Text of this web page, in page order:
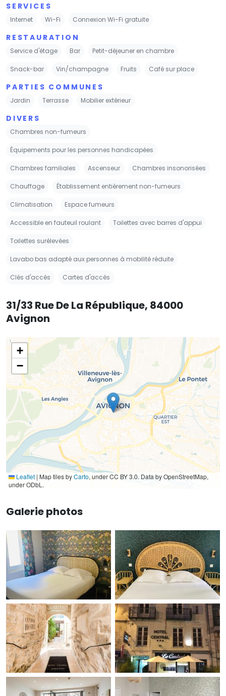
SERVICES
Internet Wi-Fi Connexion Wi-Fi gratuite
RESTAURATION
Service d'étage Bar Petit-déjeuner en chambre
Snack-bar Vin/champagne Fruits Café sur place
PARTIES COMMUNES
Jardin Terrasse Mobilier extérieur
DIVERS
Chambres non-fumeurs
Équipements pour les personnes handicapées
Chambres familiales Ascenseur Chambres insonorisées
Chauffage Établissement entièrement non-fumeurs
Climatisation Espace fumeurs
Accessible en fauteuil roulant Toilettes avec barres d'appui
Toilettes surélevées
Lavabo bas adapté aux personnes à mobilité réduite
Clés d'accès Cartes d'accès
31/33 Rue De La République, 84000
Avignon
+
−
Leaflet | Map tiles byCarto, under CC BY 3.0. Data by OpenStreetMap,
under ODbL.
Galerie photos